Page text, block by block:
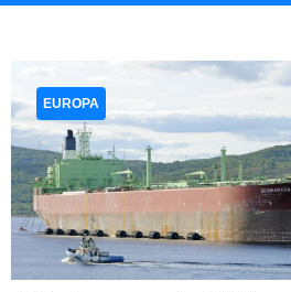
EUROPA